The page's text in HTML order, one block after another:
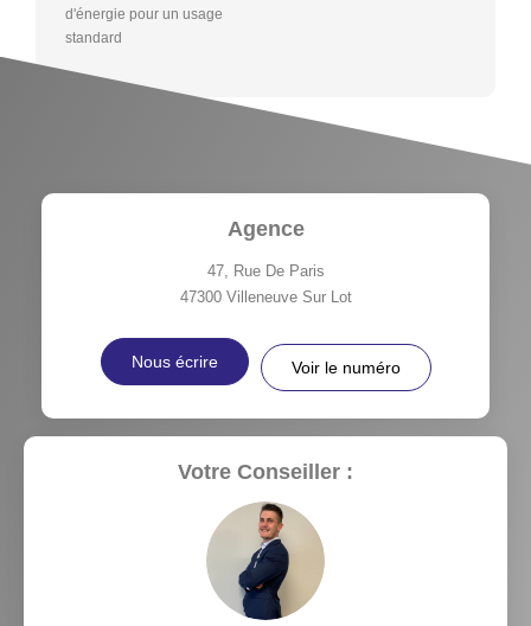
d'énergie pour un usage
standard
Agence
47, Rue De Paris
47300 Villeneuve Sur Lot
Nous écrire Voir le numéro
Votre Conseiller :